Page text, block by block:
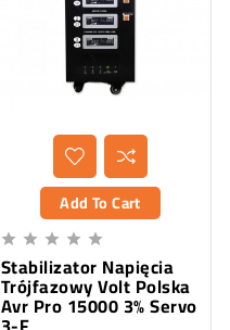
Add To Cart
    
Stabilizator Napięcia
Trójfazowy Volt Polska
Avr Pro 15000 3% Servo